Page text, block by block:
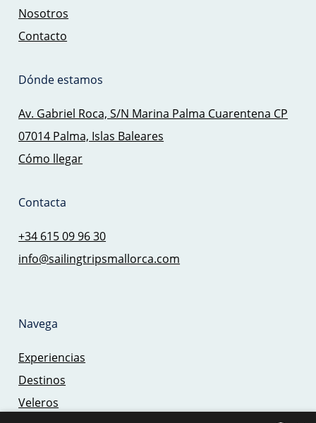
Nosotros
Contacto
Dónde estamos
Av. Gabriel Roca, S/N Marina Palma Cuarentena CP
07014 Palma, Islas Baleares
Cómo llegar
Contacta
+34 615 09 96 30
info@sailingtripsmallorca.com
Navega
Experiencias
Destinos
Veleros